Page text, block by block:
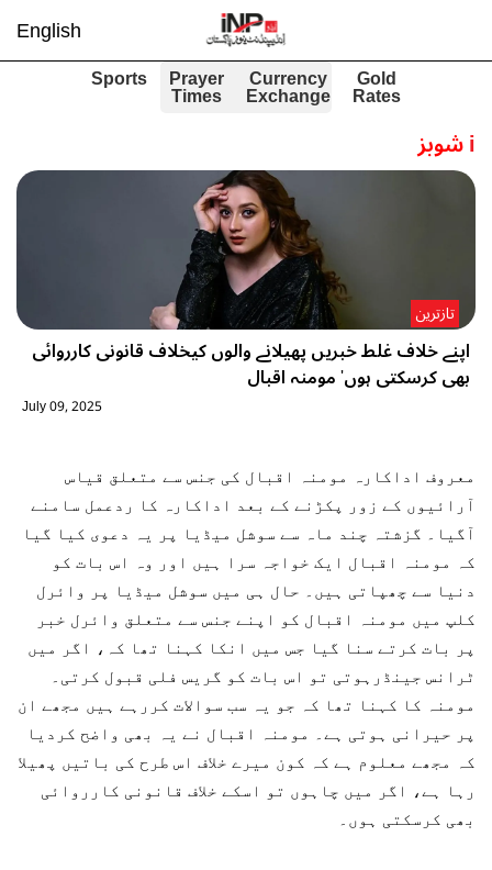
English
Gold
Rates
Currency
Exchange
Prayer
Times
Sports
iشوبز
اپنے خلاف غلط خبریں پھیلانے والوں کیخلاف قانونی کارروائی
بھی کرسکتی ہوں' مومنہ اقبال
تازترین
July 09, 2025
معروف اداکارہ مومنہ اقبال کی جنس سے متعلق قیاس
آرائیوں کے زور پکڑنے کے بعد اداکارہ کا ردعمل سامنے
آگیا۔ گزشتہ چند ماہ سے سوشل میڈیا پر یہ دعوی کیا گیا
کہ مومنہ اقبال ایک خواجہ سرا ہیں اور وہ اس بات کو
دنیا سے چھپاتی ہیں۔ حال ہی میں سوشل میڈیا پر وائرل
کلپ میں مومنہ اقبال کو اپنے جنس سے متعلق وائرل خبر
پر بات کرتے سنا گیا جس میں انکا کہنا تھا کہ، اگر میں
ٹرانس جینڈرہوتی تو اس بات کو گریس فلی قبول کرتی۔
مومنہ کا کہنا تھا کہ جو یہ سب سوالات کررہے ہیں مجھے ان
پر حیرانی ہوتی ہے۔ مومنہ اقبال نے یہ بھی واضح کردیا
کہ مجھے معلوم ہے کہ کون میرے خلاف اس طرح کی باتیں پھیلا
رہا ہے، اگر میں چاہوں تو اسکے خلاف قانونی کارروائی
بھی کرسکتی ہوں۔